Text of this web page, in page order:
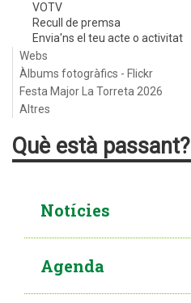
VOTV
Recull de premsa
Envia'ns el teu acte o activitat
Webs
Àlbums fotogràfics - Flickr
Festa Major La Torreta 2026
Altres
Què està passant?
Notícies
Agenda